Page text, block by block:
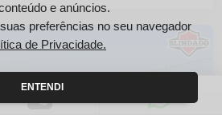
e anúncios.
preferências no seu navegador
de Privacidade.
ENTENDI